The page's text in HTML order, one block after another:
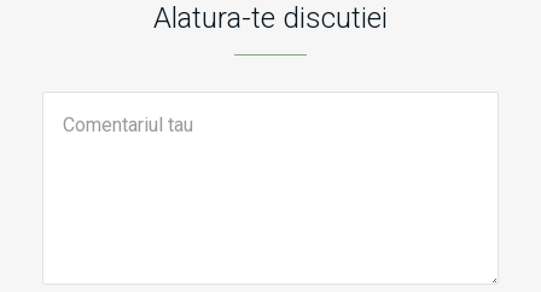
Alatura-te discutiei